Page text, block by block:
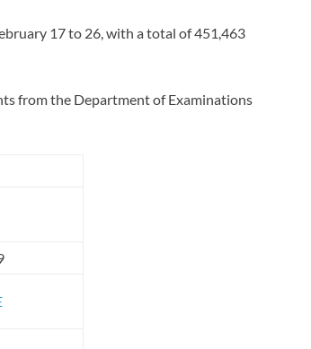
17 to 26, with a total of 451,463
from the Department of Examinations